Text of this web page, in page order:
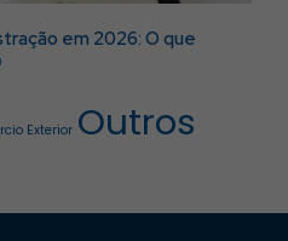
em 2026: O que
Exterior Outros